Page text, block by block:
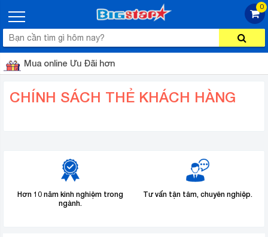
0
Mua online Ưu Đãi hơn
CHÍNH SÁCH THẺ KHÁCH HÀNG
Hơn 10 năm kinh nghiệm trong
ngành.
Tư vấn tận tâm, chuyên nghiệp.